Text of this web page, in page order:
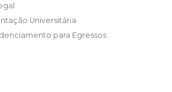
Universitária
para Egressos